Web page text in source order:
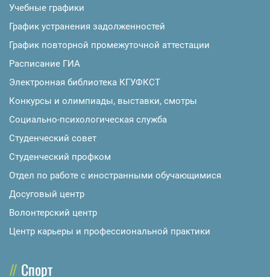
Учебные графики
График устранения задолженностей
График повторной промежуточной аттестации
Расписание ГИА
Электронная библиотека КГУФКСТ
Конкурсы и олимпиады, выставки, смотры
Социально-психологическая служба
Студенческий совет
Студенческий профком
Отдел по работе с иностранными обучающимися
Досуговый центр
Волонтерский центр
Центр карьеры и профессиональной практики
Спорт